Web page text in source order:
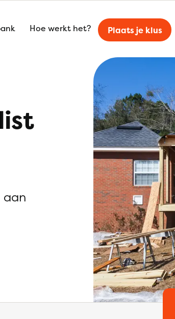
Hoe werkt het? Plaats je klus
aan